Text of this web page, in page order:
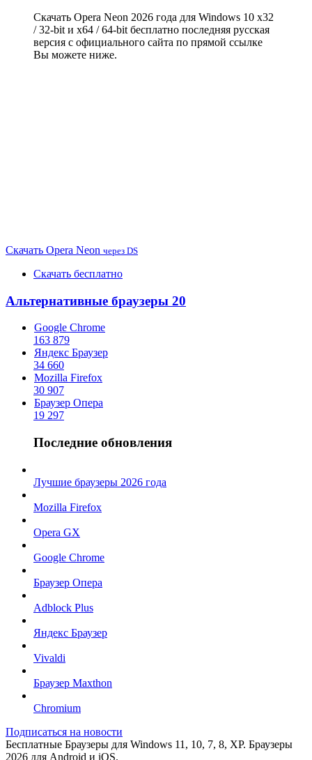
Скачать Opera Neon 2026 года для Windows 10 x32
/ 32-bit и x64 / 64-bit бесплатно последняя русская
версия с официального сайта по прямой ссылке
Вы можете ниже.
Скачать Opera Neon через DS
Скачать бесплатно
Альтернативные браузеры 20
Google Chrome
163 879
Яндекс Браузер
34 660
Mozilla Firefox
30 907
Браузер Опера
19 297
Последние обновления
Лучшие браузеры 2026 года
Mozilla Firefox
Opera GX
Google Chrome
Браузер Опера
Adblock Plus
Яндекс Браузер
Vivaldi
Браузер Maxthon
Chromium
Подписаться на новости
Бесплатные Браузеры для Windows 11, 10, 7, 8, XP. Браузеры
2026 для Android и iOS.